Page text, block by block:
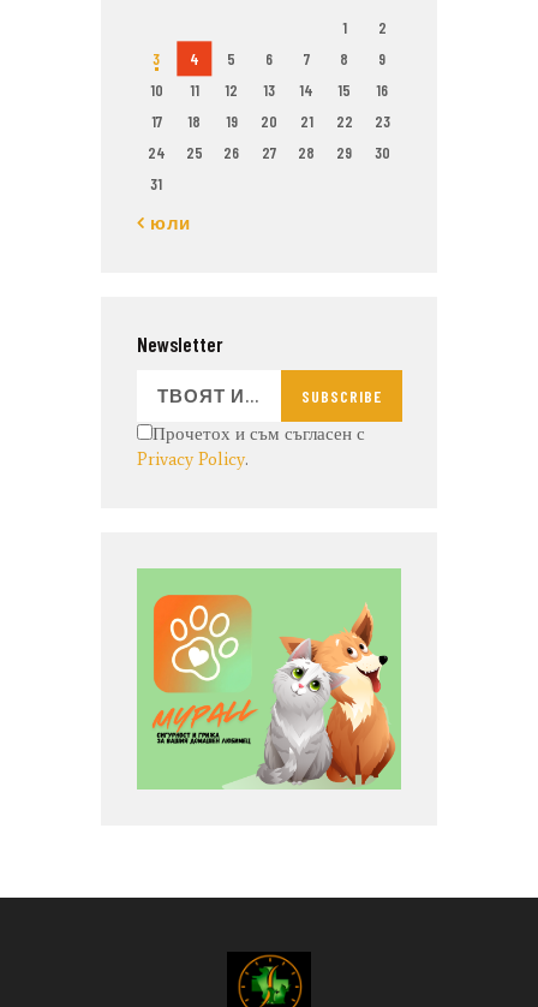
1
2
3
4 5 6 7 8
9
10
11 12 13 14 15
16
17
18 19 20 21 22
23
24
25 26 27 28 29
30
31
« юли
Newsletter
SUBSCRIBE
Прочетох и съм съгласен с
Privacy Policy.